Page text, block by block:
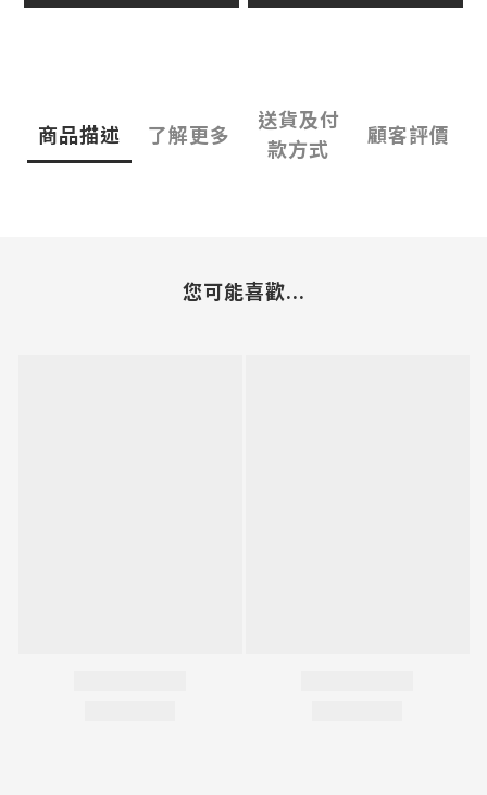
商品描述 了解更多
送貨及付
款方式
顧客評價
您可能喜歡...